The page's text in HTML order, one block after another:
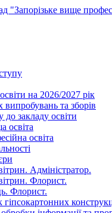
"Запорізьке вище
на 2026/2027 рік
випробувань та зборів
закладу освіти
освіта
освіта
Адміністратор.
Флорист.
Флорист.